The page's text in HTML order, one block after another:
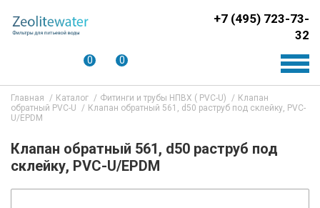
+7 (495) 723-73-
32
0 0
Главная Каталог Фитинги и трубы НПВХ ( PVC-U)
Клапан
обратный PVC-U
Клапан обратный 561, d50 раструб под склейку, PVC-
U/EPDM
Клапан обратный 561, d50 раструб под
склейку, PVC-U/EPDM